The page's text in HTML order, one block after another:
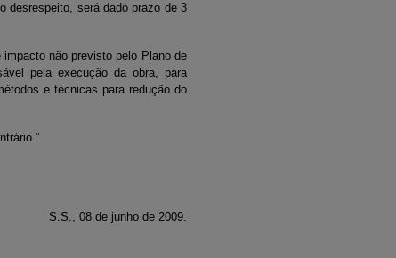
desrespeito, será dado prazo de 3
não previsto pelo Plano de
pela execução da obra, para
e técnicas para redução do
S.S., 08 de junho de 2009.